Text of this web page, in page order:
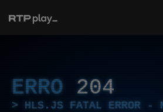
ERRO 204
HLS.JS FATAL ERROR -